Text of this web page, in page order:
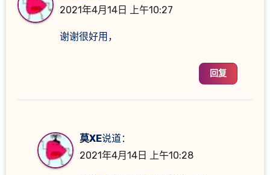
2021年4月14日 上午10:27
谢谢很好用，
回复
莫XE说道：
2021年4月14日 上午10:28